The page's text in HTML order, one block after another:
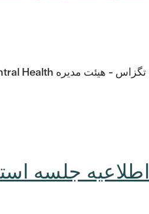
اطلاعیه جلسه